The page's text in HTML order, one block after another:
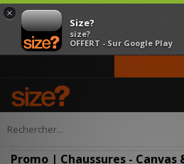
×
Size?
size?
OFFERT - Sur Google Play
Accueil Homme
Promo | Chaussures - Canvas